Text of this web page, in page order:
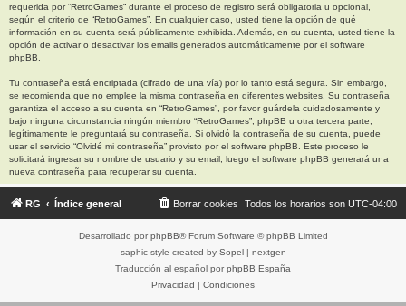
requerida por “RetroGames” durante el proceso de registro será obligatoria u opcional,
según el criterio de “RetroGames”. En cualquier caso, usted tiene la opción de qué
información en su cuenta será públicamente exhibida. Además, en su cuenta, usted tiene la
opción de activar o desactivar los emails generados automáticamente por el software
phpBB.
Tu contraseña está encriptada (cifrado de una vía) por lo tanto está segura. Sin embargo,
se recomienda que no emplee la misma contraseña en diferentes websites. Su contraseña
garantiza el acceso a su cuenta en “RetroGames”, por favor guárdela cuidadosamente y
bajo ninguna circunstancia ningún miembro “RetroGames”, phpBB u otra tercera parte,
legítimamente le preguntará su contraseña. Si olvidó la contraseña de su cuenta, puede
usar el servicio “Olvidé mi contraseña” provisto por el software phpBB. Este proceso le
solicitará ingresar su nombre de usuario y su email, luego el software phpBB generará una
nueva contraseña para recuperar su cuenta.
RG Índice general Todos los horarios son UTC-04:00
Borrar cookies
Desarrollado por phpBB® Forum Software © phpBB Limited
saphic style created by Sopel| nextgen
Traducción al español por phpBB España
Privacidad | Condiciones